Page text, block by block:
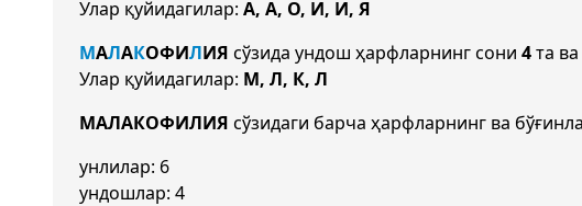
Улар қуйидагилар: А, А, О, И, И, Я
МАЛАКОФИЛИЯ сўзида ундош ҳарфларнинг сони 4та
Улар қуйидагилар: М, Л, К, Л
МАЛАКОФИЛИЯ сўзидаги барча ҳарфларнинг ва
унлилар: 6
ундошлар: 4